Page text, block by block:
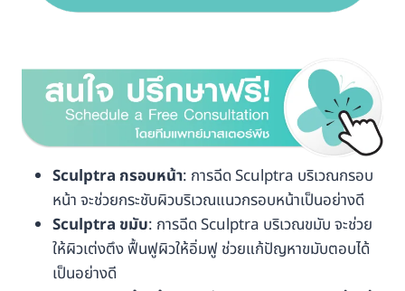
Sculptra กรอบหน้า: การฉีด Sculptra บริเวณกรอบ
หน้า จะช่วยกระชับผิวบริเวณแนวกรอบหน้าเป็นอย่างดี
Sculptra ขมับ: การฉีด Sculptra บริเวณขมับ จะช่วย
ให้ผิวเต่งตึง ฟื้นฟูผิวให้อิ่มฟู ช่วยแก้ปัญหาขมับตอบได้
เป็นอย่างดี